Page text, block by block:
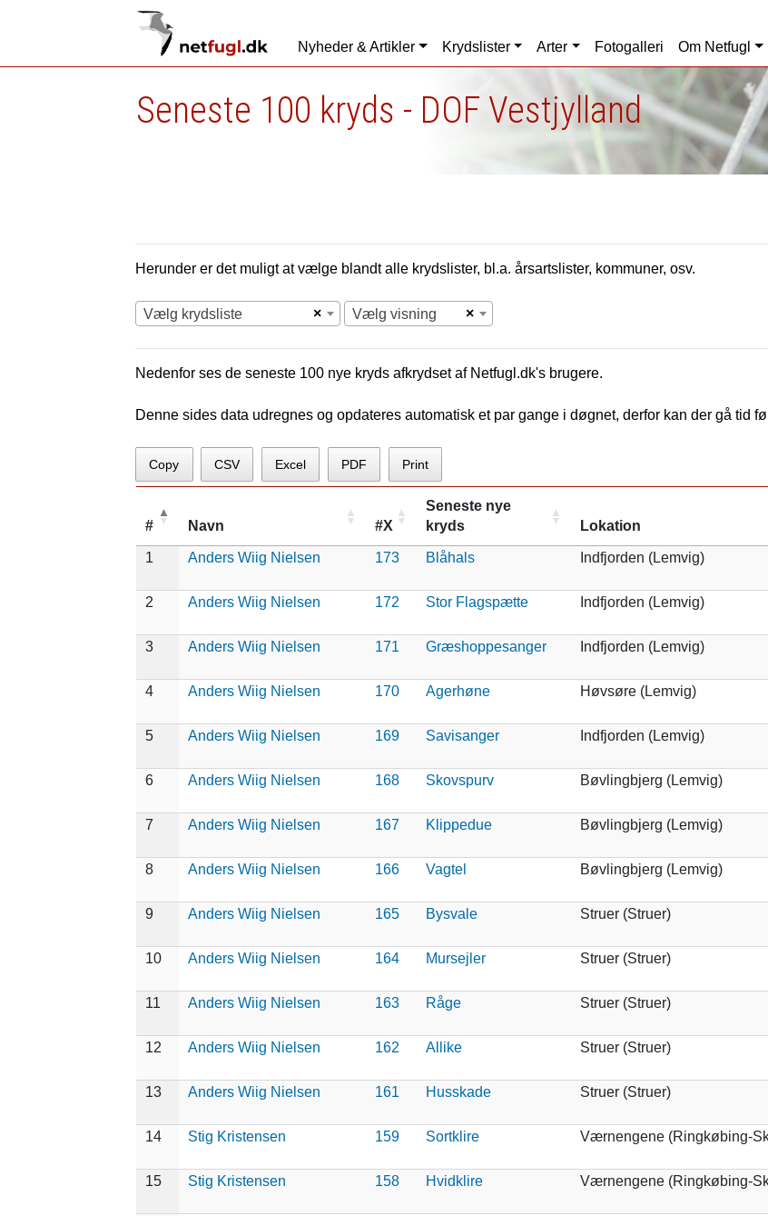
Nyheder & Artikler Krydslister Arter Fotogalleri Om Netfugl
Seneste 100 kryds - DOF Vestjylland
Herunder er det muligt at vælge blandt alle krydslister, bl.a. årsartslister, kommuner, osv.
×
Vælg krydsliste ×
Vælg visning
Nedenfor ses de seneste 100 nye kryds afkrydset af Netfugl.dk's brugere.
Denne sides data udregnes og opdateres automatisk et par gange i døgnet, derfor kan der gå tid
Copy CSV Excel PDF Print
# Navn #X
Seneste nye
kryds
Lokation
1 Anders Wiig Nielsen 173 Blåhals Indfjorden (Lemvig)
2
Anders Wiig Nielsen 172 Stor Flagspætte Indfjorden (Lemvig)
3
Anders Wiig Nielsen 171 Græshoppesanger Indfjorden (Lemvig)
4
Anders Wiig Nielsen 170 Agerhøne Høvsøre (Lemvig)
5
Anders Wiig Nielsen 169 Savisanger Indfjorden (Lemvig)
6
Anders Wiig Nielsen 168 Skovspurv Bøvlingbjerg (Lemvig)
7
Anders Wiig Nielsen 167 Klippedue Bøvlingbjerg (Lemvig)
8
Anders Wiig Nielsen 166 Vagtel Bøvlingbjerg (Lemvig)
9
Anders Wiig Nielsen 165 Bysvale Struer (Struer)
10
Anders Wiig Nielsen 164 Mursejler Struer (Struer)
11
Anders Wiig Nielsen 163 Råge Struer (Struer)
12
Anders Wiig Nielsen 162 Allike Struer (Struer)
13
Anders Wiig Nielsen 161 Husskade Struer (Struer)
14
Stig Kristensen 159 Sortklire Værnengene (Ringkøbing-
15
Stig Kristensen 158 Hvidklire Værnengene (Ringkøbing-